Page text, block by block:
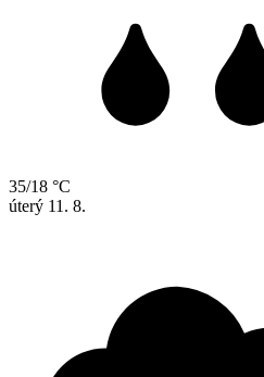
35/18 °C
úterý 11. 8.